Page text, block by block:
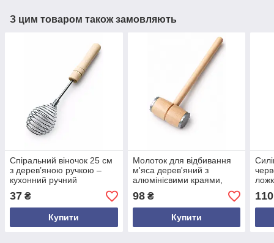
З цим товаром також замовляють
Спіральний віночок 25 см
з дерев’яною ручкою –
кухонний ручний
інструмент для збивання
яєць, тіста та соусів
37 ₴
Купити
Молоток для відбивання
м'яса дерев'яний з
алюмінієвими краями,
30,5 см — міцний
кухонний інструмент із
буку
98₴
Купити
110